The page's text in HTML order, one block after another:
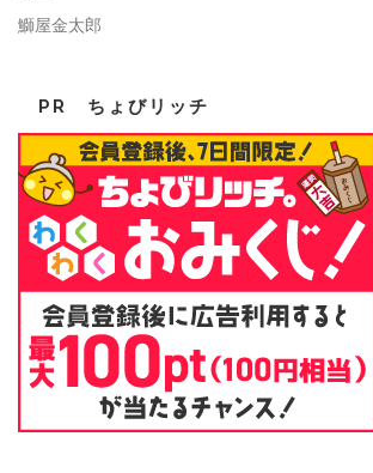
鰤屋金太郎
PR ちょびリッチ